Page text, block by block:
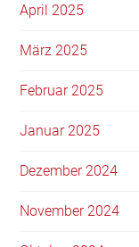
April 2025
März 2025
Februar 2025
Januar 2025
Dezember 2024
November 2024